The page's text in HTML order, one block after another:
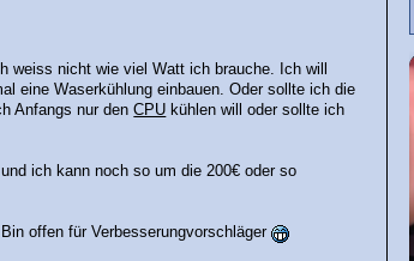
weiss nicht wie viel Watt ich brauche. Ich will
eine Waserkühlung einbauen. Oder sollte ich die
Anfangs nur denCPU kühlen will oder sollte ich
ich kann noch so um die 200€ oder so
offen für Verbesserungvorschläger